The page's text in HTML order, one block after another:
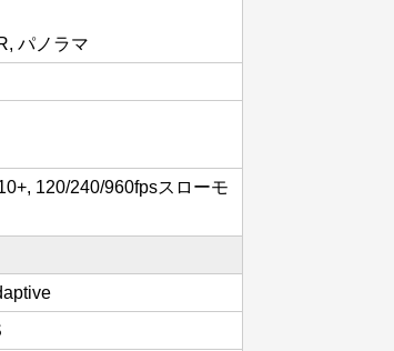
パノラマ
120/240/960fpsスローモ